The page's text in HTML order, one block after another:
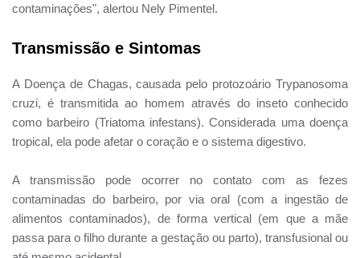
contaminações", alertou Nely Pimentel.
Transmissão e Sintomas
A Doença de Chagas, causada pelo protozoário Trypanosoma
cruzi, é transmitida ao homem através do inseto conhecido
como barbeiro (Triatoma infestans). Considerada uma doença
tropical, ela pode afetar o coração e o sistema digestivo.
A transmissão pode ocorrer no contato com as fezes
contaminadas do barbeiro, por via oral (com a ingestão de
alimentos contaminados), de forma vertical (em que a mãe
passa para o filho durante a gestação ou parto), transfusional ou